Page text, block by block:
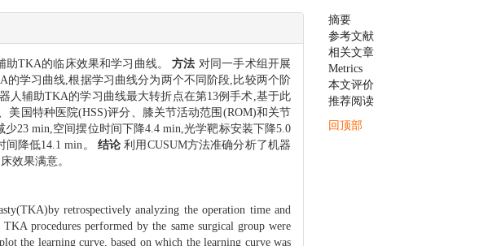
助TKA的临床效果和学习曲线。方法 对同一手术组开展
学习曲线,根据学习曲线分为两个不同阶段,比较两个阶
人辅助TKA的学习曲线最大转折点在第13例手术,基于此
国特种医院(HSS)评分、膝关节活动范围(ROM)和关节
23 min,空间摆位时间下降4.4 min,光学靶标安装下降5.0
降低14.1 min。 结论 利用CUSUM方法准确分析了机器
效果满意。
retrospectively analyzing the operation time and
procedures performed by the same surgical group were
the learning curve, based on which the learning curve was
摘要
参考文献
相关文章
Metrics
本文评价
推荐阅读
回顶部